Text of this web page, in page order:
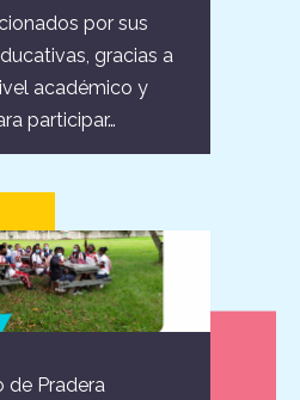
por sus
gracias a
académico y
participar…
de Pradera